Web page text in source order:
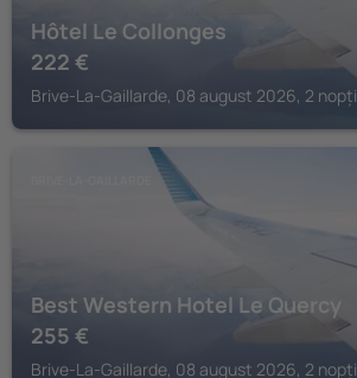
Hôtel Le Collonges
222 €
Brive-La-Gaillarde, 08 august 2026, 2 nopți
Best Western Hotel Le Quercy
255 €
Brive-La-Gaillarde, 08 august 2026, 2 nopți